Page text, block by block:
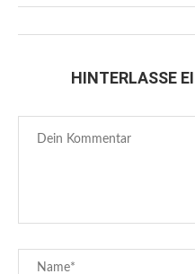
HINTERLASSE